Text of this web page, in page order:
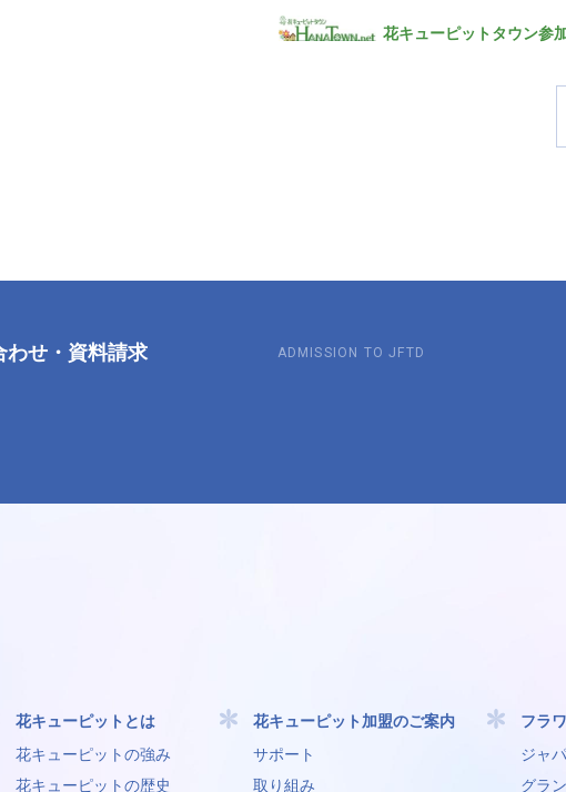
花キューピットタウン参
わせ ・ 資料請求 ADMISSION TO JFTD
花キューピットとは
花キューピットの強み
花キューピットの歴史
花キューピット加盟のご案内
サポート
取り組み
フラ
ジャ
グラ